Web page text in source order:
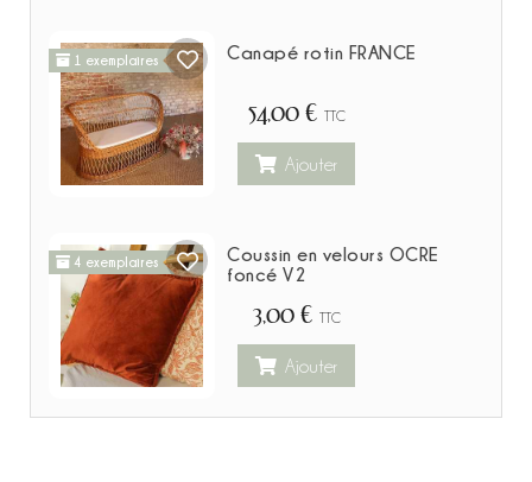
1 exemplaires Canapé rotin FRANCE
54,00 € TTC
Ajouter
4 exemplaires
Coussin en velours OCRE
foncé V2
3,00 € TTC
Ajouter